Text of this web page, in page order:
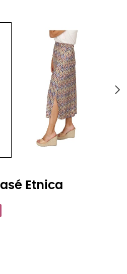
Etnica